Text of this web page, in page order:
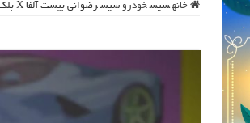
خانه سپس خودرو سپس رضوانی بیست آلفا X بلک‌ برد معرفی شد